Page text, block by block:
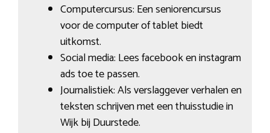
Computercursus: Een seniorencursus
voor de computer of tablet biedt
uitkomst.
Social media: Lees facebook en instagram
ads toe te passen.
Journalistiek: Als verslaggever verhalen en
teksten schrijven met een thuisstudie in
Wijk bij Duurstede.